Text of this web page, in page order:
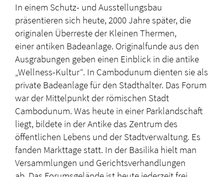
In einem Schutz- und Ausstellungsbau
präsentieren sich heute, 2000 Jahre später, die
originalen Überreste der Kleinen Thermen,
einer antiken Badeanlage. Originalfunde aus den
Ausgrabungen geben einen Einblick in die antike
„Wellness-Kultur“. In Cambodunum dienten sie als
private Badeanlage für den Stadthalter. Das Forum
war der Mittelpunkt der römischen Stadt
Cambodunum. Was heute in einer Parklandschaft
liegt, bildete in der Antike das Zentrum des
öffentlichen Lebens und der Stadtverwaltung. Es
fanden Markttage statt. In der Basilika hielt man
Versammlungen und Gerichtsverhandlungen